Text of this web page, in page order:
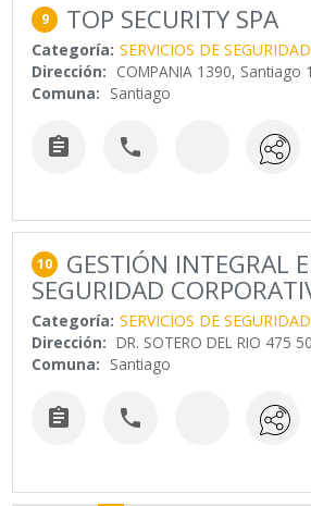
9 TOP SECURITY SPA
Categoría: SERVICIOS DE SEGURIDAD
Dirección: COMPANIA 1390, Santiago
Comuna: Santiago
 
10 GESTIÓN INTEGRAL
SEGURIDAD
Categoría: SERVICIOS DE SEGURIDAD
Dirección: DR. SOTERO DEL RIO 475
Comuna: Santiago
 